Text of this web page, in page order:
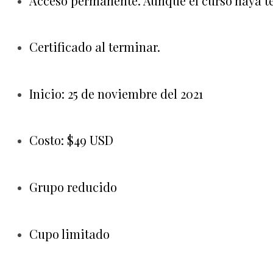
Certificado al terminar.
Inicio: 25 de noviembre del 2021
Costo: $49 USD
Grupo reducido
Cupo limitado